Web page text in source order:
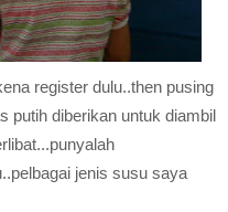
register dulu..then pusing
putih diberikan untuk diambil
jenis susu saya